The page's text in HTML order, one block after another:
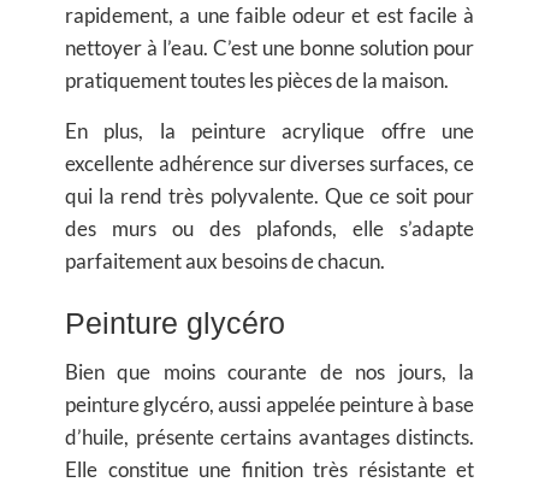
rapidement, a une faible odeur et est facile à
nettoyer à l’eau. C’est une bonne solution pour
pratiquement toutes les pièces de la maison.
En plus, la peinture acrylique offre une
excellente adhérence sur diverses surfaces, ce
qui la rend très polyvalente. Que ce soit pour
des murs ou des plafonds, elle s’adapte
parfaitement aux besoins de chacun.
Peinture glycéro
Bien que moins courante de nos jours, la
peinture glycéro, aussi appelée peinture à base
d’huile, présente certains avantages distincts.
Elle constitue une finition très résistante et